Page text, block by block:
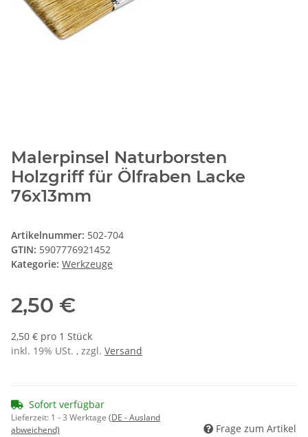
Malerpinsel Naturborsten
Holzgriff für Ölfraben Lacke
76x13mm
Artikelnummer: 502-704
GTIN: 5907776921452
Kategorie: Werkzeuge
2,50 €
2,50 € pro 1 Stück
inkl. 19% USt. , zzgl. Versand
Sofort verfügbar
Lieferzeit: 1 - 3 Werktage (DE - Ausland
abweichend)
Frage zum Artikel